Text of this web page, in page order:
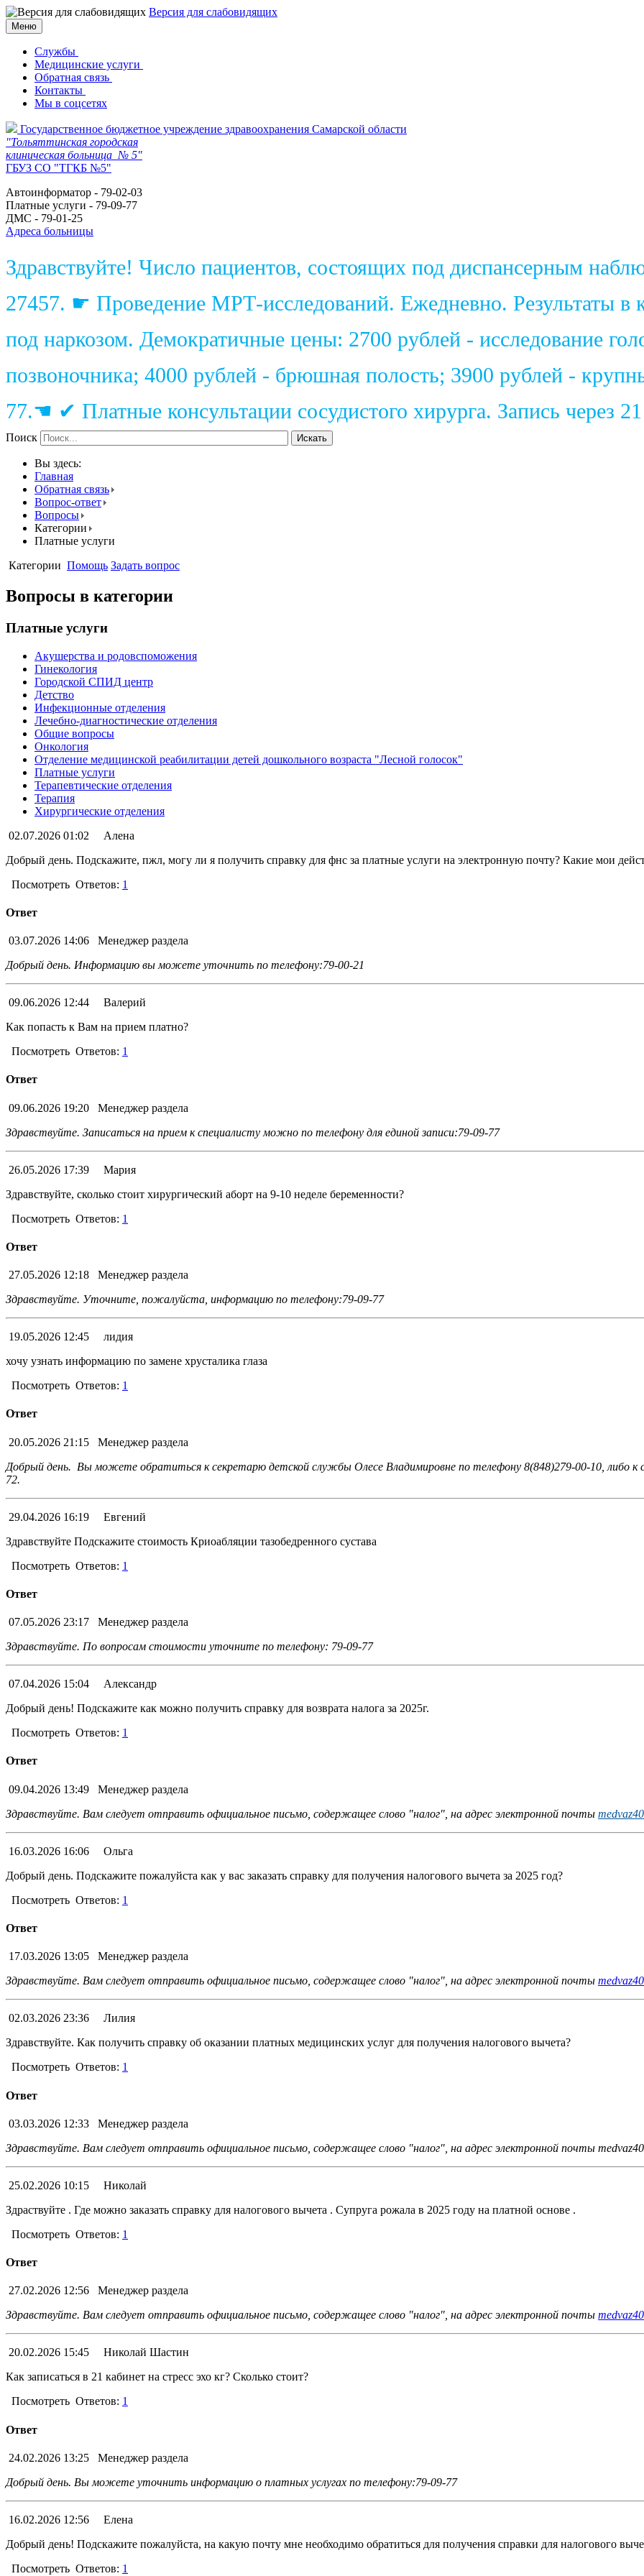
Версия для слабовидящих
Меню
Службы
Медицинские услуги
Обратная связь
Контакты
Мы в соцсетях
Государственное бюджетное учреждение здравоохранения Самарской области
"Тольяттинская городская
клиническая больница № 5"
ГБУЗ СО "ТГКБ №5"
Автоинформатор - 79-02-03
Платные услуги - 79-09-77
ДМС - 79-01-25
Адреса больницы
Здравствуйте! Число пациентов, состоящих под диспансерным
27457. ☛ Проведение МРТ-исследований. Ежедневно. Результаты в
под наркозом. Демократичные цены: 2700 рублей - исследование
позвоночника; 4000 рублей - брюшная полость; 3900 рублей -
77.☚ ✔ Платные консультации сосудистого хирурга. Запись через
Поиск Искать
Вы здесь:
Главная
Обратная связь
Вопрос-ответ
Вопросы
Категории
Платные услуги
Категории Помощь Задать вопрос
Вопросы в категории
Платные услуги
Акушерства и родовспоможения
Гинекология
Городской СПИД центр
Детство
Инфекционные отделения
Лечебно-диагностические отделения
Общие вопросы
Онкология
Отделение медицинской реабилитации детей дошкольного возраста "Лесной голосок"
Платные услуги
Терапевтические отделения
Терапия
Хирургические отделения
02.07.2026 01:02
Алена
Добрый день. Подскажите, пжл, могу ли я получить справку для фнс за платные услуги на электронную почту? Какие мои
Посмотреть Ответов: 1
Ответ
03.07.2026 14:06
Менеджер раздела
Добрый день. Информацию вы можете уточнить по телефону:79-00-21
09.06.2026 12:44
Валерий
Как попасть к Вам на прием платно?
Посмотреть Ответов: 1
Ответ
09.06.2026 19:20
Менеджер раздела
Здравствуйте. Записаться на прием к специалисту можно по телефону для единой записи:79-09-77
26.05.2026 17:39
Мария
Здравствуйте, сколько стоит хирургический аборт на 9-10 неделе беременности?
Посмотреть Ответов: 1
Ответ
27.05.2026 12:18
Менеджер раздела
Здравствуйте. Уточните, пожалуйста, информацию по телефону:79-09-77
19.05.2026 12:45
лидия
хочу узнать информацию по замене хрусталика глаза
Посмотреть Ответов: 1
Ответ
20.05.2026 21:15
Менеджер раздела
Добрый день. Вы можете обратиться к секретарю детской службы Олесе Владимировне по телефону 8(848)279-00-10, либо к
72.
29.04.2026 16:19
Евгений
Здравствуйте Подскажите стоимость Криоабляции тазобедренного сустава
Посмотреть Ответов: 1
Ответ
07.05.2026 23:17
Менеджер раздела
Здравствуйте. По вопросам стоимости уточните по телефону: 79-09-77
07.04.2026 15:04
Александр
Добрый день! Подскажите как можно получить справку для возврата налога за 2025г.
Посмотреть Ответов: 1
Ответ
09.04.2026 13:49
Менеджер раздела
Здравствуйте. Вам следует отправить официальное письмо, содержащее слово "налог", на адрес электронной почты
16.03.2026 16:06
Ольга
Добрый день. Подскажите пожалуйста как у вас заказать справку для получения налогового вычета за 2025 год?
Посмотреть Ответов: 1
Ответ
17.03.2026 13:05
Менеджер раздела
Здравствуйте. Вам следует отправить официальное письмо, содержащее слово "налог", на адрес электронной почты
02.03.2026 23:36
Лилия
Здравствуйте. Как получить справку об оказании платных медицинских услуг для получения налогового вычета?
Посмотреть Ответов: 1
Ответ
03.03.2026 12:33
Менеджер раздела
Здравствуйте. Вам следует отправить официальное письмо, содержащее слово "налог", на адрес электронной почты
25.02.2026 10:15
Николай
Здраствуйте . Где можно заказать справку для налогового вычета . Супруга рожала в 2025 году на платной основе .
Посмотреть Ответов: 1
Ответ
27.02.2026 12:56
Менеджер раздела
Здравствуйте. Вам следует отправить официальное письмо, содержащее слово "налог", на адрес электронной почты
20.02.2026 15:45
Николай Шастин
Как записаться в 21 кабинет на стресс эхо кг? Сколько стоит?
Посмотреть Ответов: 1
Ответ
24.02.2026 13:25
Менеджер раздела
Добрый день. Вы можете уточнить информацию о платных услугах по телефону:79-09-77
16.02.2026 12:56
Елена
Добрый день! Подскажите пожалуйста, на какую почту мне необходимо обратиться для получения справки для налогового
Посмотреть Ответов: 1